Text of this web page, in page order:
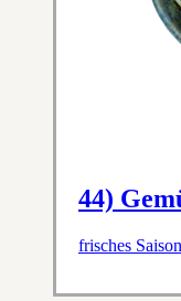
44)
frisches